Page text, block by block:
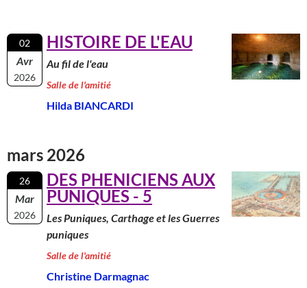
02
Avr
2026
HISTOIRE DE L'EAU
Au fil de l'eau
Salle de l'amitié
Hilda BIANCARDI
mars 2026
26
Mar
2026
DES PHENICIENS AUX
PUNIQUES - 5
Les Puniques, Carthage et les Guerres
puniques
Salle de l'amitié
Christine Darmagnac